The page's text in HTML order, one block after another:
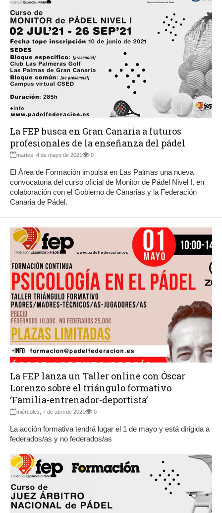
La FEP busca en Gran Canaria a futuros
profesionales de la enseñanza del pádel
martes, 4 de mayo de 2021 0
El Área de Formación impulsa en Las Palmas una nueva
convocatoria del curso oficial de Monitor de Pádel Nivel I, en
colaboración con el Gobierno de Canarias y la Federación
Canaria de Pádel.
La FEP lanza un Taller online con Óscar
Lorenzo sobre el triángulo formativo
‘Familia-entrenador-deportista’
miércoles, 7 de abril de 2021 0
La acción formativa tendrá lugar el 1 de mayo y está dirigida a
federados/as y no federados/as